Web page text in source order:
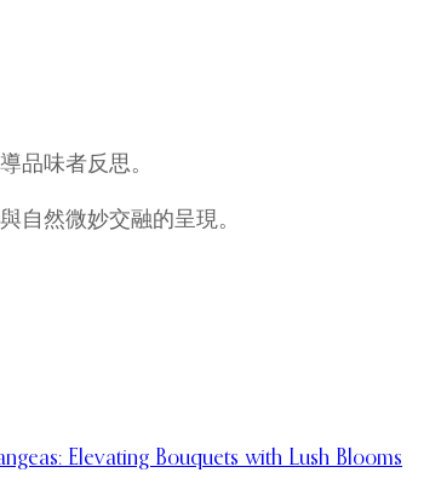
品味者反思。
自然微妙交融的呈現。
Elevating Bouquets with Lush Blooms